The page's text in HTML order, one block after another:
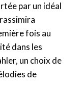
par un idéal
fois au
dans les
un choix de
de